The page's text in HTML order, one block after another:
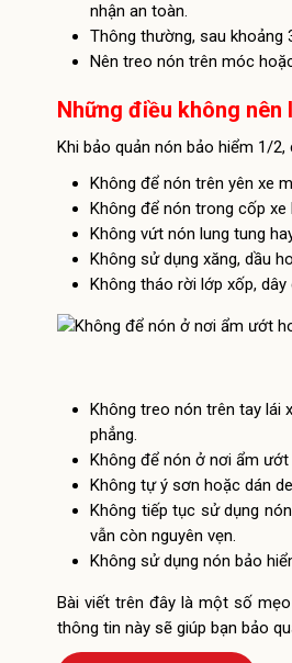
nhận an toàn.
Thông thường, sau khoảng
Nên treo nón trên móc
Những điều không nên
Khi bảo quản nón bảo hiểm 1/
Không để nón trên yên xe
Không để nón trong cốp
Không vứt nón lung tung
Không sử dụng xăng, dầu
Không tháo rời lớp xốp,
Không treo nón trên tay lái
phẳng.
Không để nón ở nơi ẩm
Không tự ý sơn hoặc dán
Không tiếp tục sử dụng
vẫn còn nguyên vẹn.
Không sử dụng nón bảo
Bài viết trên đây là một số
thông tin này sẽ giúp bạn bảo